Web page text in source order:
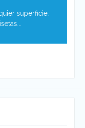
superficie: